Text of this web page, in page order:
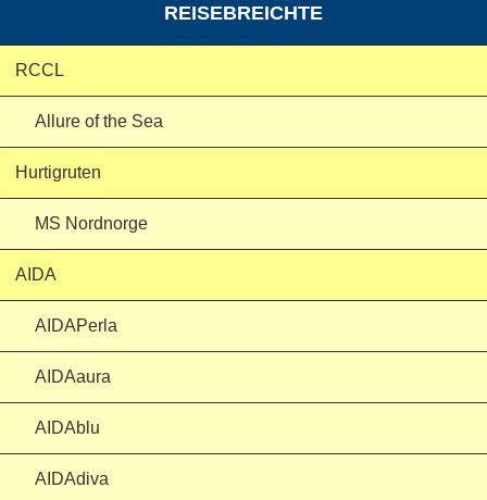
REISEBREICHTE
RCCL
Allure of the Sea
Hurtigruten
MS Nordnorge
AIDA
AIDAPerla
AIDAaura
AIDAblu
AIDAdiva